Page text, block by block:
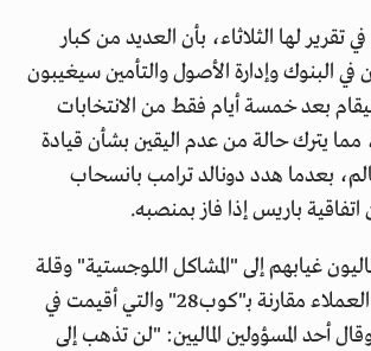
تقرير لها الثلاثاء، بأن العديد من كبار
في البنوك وإدارة الأصول والتأمين سيغيبون
بعد خمسة أيام فقط من الانتخابات
مما يترك حالة من عدم اليقين بشأن قيادة
بعدما هدد دونالد ترامب بانسحاب
اتفاقية باريس إذا فاز بمنصبه.
غيابهم إلى "المشاكل اللوجستية" وقلة
فرص التواصل مع العملاء مقارنة بـ"كوب28" والتي أقيمت في
أحد المسؤولين الماليين: "لن تذهب إلى